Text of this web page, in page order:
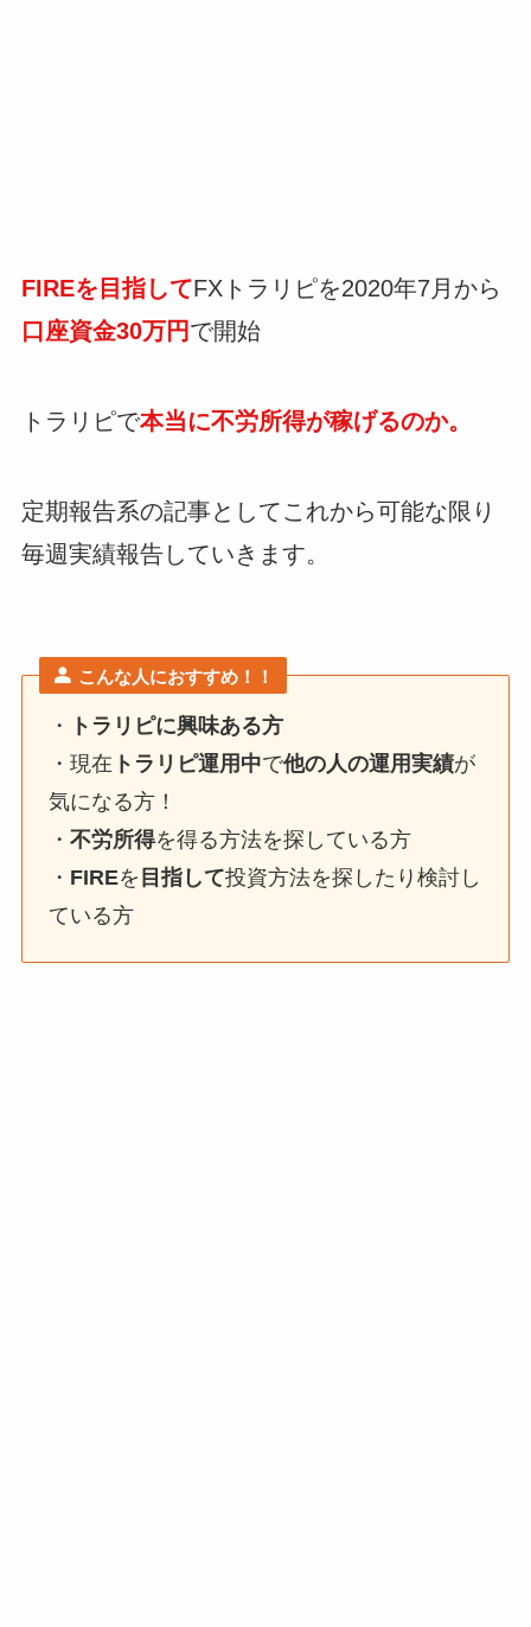
FIREを目指してFXトラリピを2020年7月から
口座資金30万円で開始
トラリピで本当に不労所得が稼げるのか。
定期報告系の記事としてこれから可能な限り
毎週実績報告していきます。
こんな人におすすめ！！
・
トラリピに興味ある方
・現在 トラリピ運用中で他の人の運用実績が
気になる方！
・不労所得を得る方法を探している方
・ FIREを 目指して投資方法を探したり検討し
ている方